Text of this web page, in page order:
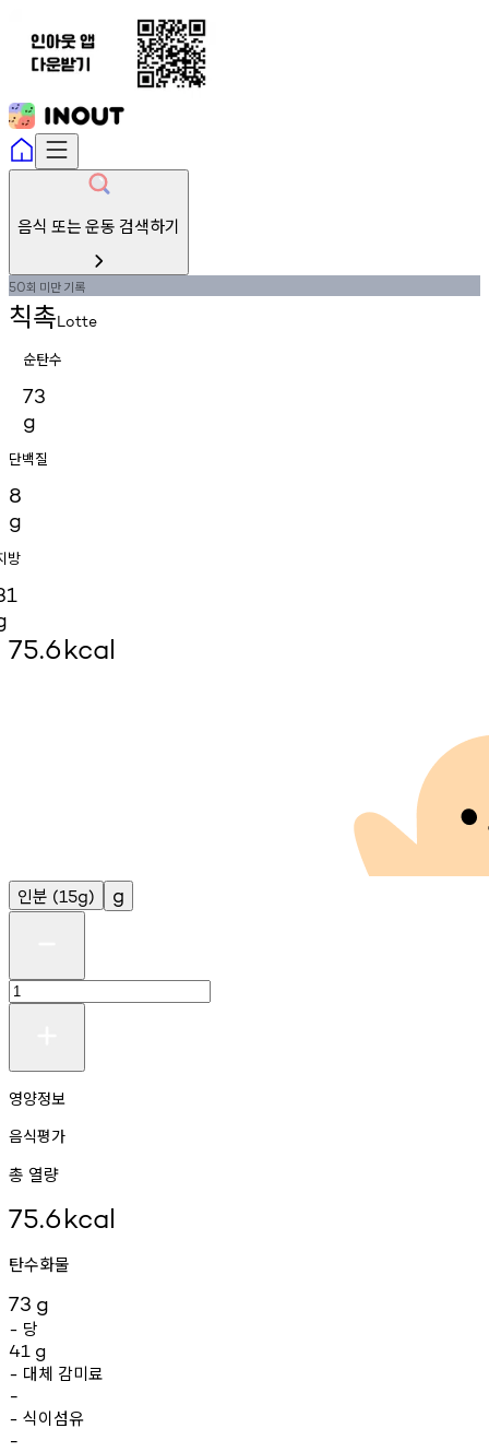
음식 또는 운동 검색하기
50회 미만기록
칙촉Lotte
순탄수
73
g
단백질
8
g
방
75.6kcal
인분 (15g) g
영양정보
음식평가
총 열량
75.6kcal
탄수화물
73 g
- 당
41 g
- 대체 감미료
-
- 식이섬유
-